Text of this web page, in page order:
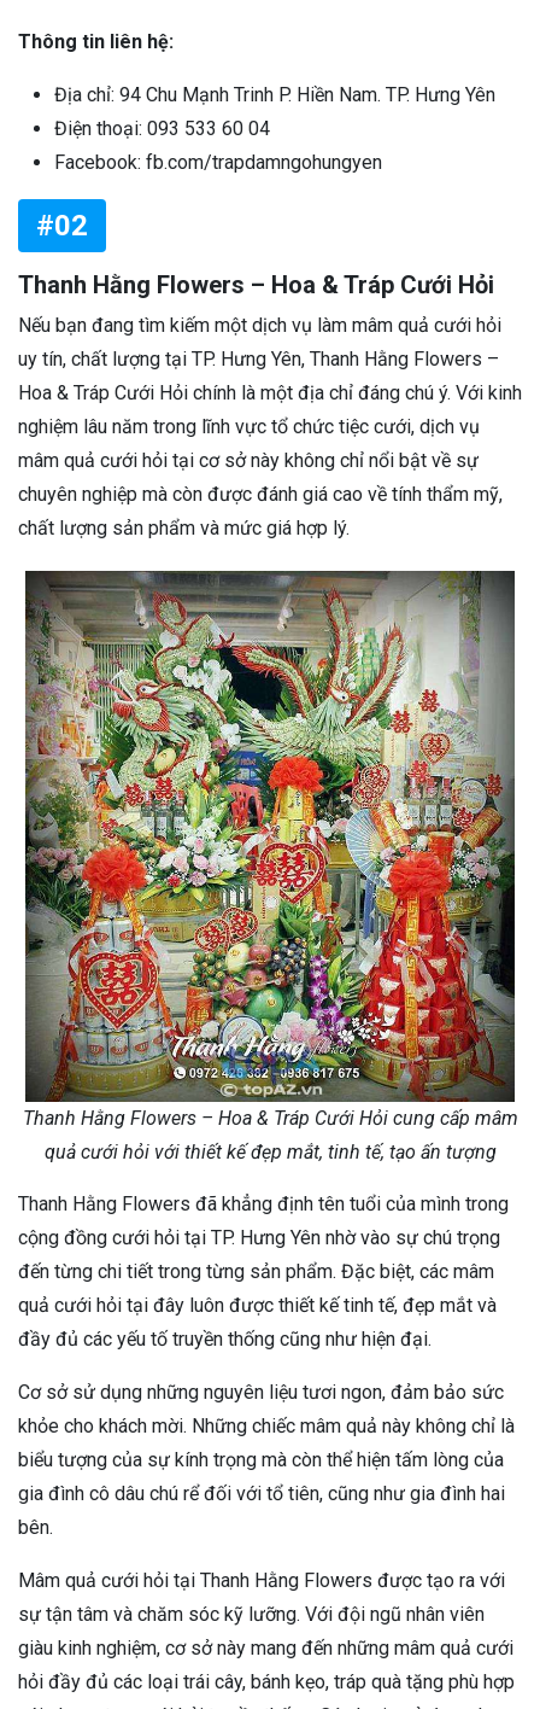
Thông tin liên hệ:
Địa chỉ: 94 Chu Mạnh Trinh P. Hiền Nam. TP. Hưng Yên
Điện thoại: 093 533 60 04
Facebook: fb.com/trapdamngohungyen
#02
Thanh Hằng Flowers – Hoa & Tráp Cưới Hỏi
Nếu bạn đang tìm kiếm một dịch vụ làm mâm quả cưới hỏi
uy tín, chất lượng tại TP. Hưng Yên, Thanh Hằng Flowers –
Hoa & Tráp Cưới Hỏi chính là một địa chỉ đáng chú ý. Với kinh
nghiệm lâu năm trong lĩnh vực tổ chức tiệc cưới, dịch vụ
mâm quả cưới hỏi tại cơ sở này không chỉ nổi bật về sự
chuyên nghiệp mà còn được đánh giá cao về tính thẩm mỹ,
chất lượng sản phẩm và mức giá hợp lý.
Thanh Hằng Flowers – Hoa & Tráp Cưới Hỏi cung cấp mâm
quả cưới hỏi với thiết kế đẹp mắt, tinh tế, tạo ấn tượng
Thanh Hằng Flowers đã khẳng định tên tuổi của mình trong
cộng đồng cưới hỏi tại TP. Hưng Yên nhờ vào sự chú trọng
đến từng chi tiết trong từng sản phẩm. Đặc biệt, các mâm
quả cưới hỏi tại đây luôn được thiết kế tinh tế, đẹp mắt và
đầy đủ các yếu tố truyền thống cũng như hiện đại.
Cơ sở sử dụng những nguyên liệu tươi ngon, đảm bảo sức
khỏe cho khách mời. Những chiếc mâm quả này không chỉ là
biểu tượng của sự kính trọng mà còn thể hiện tấm lòng của
gia đình cô dâu chú rể đối với tổ tiên, cũng như gia đình hai
bên.
Mâm quả cưới hỏi tại Thanh Hằng Flowers được tạo ra với
sự tận tâm và chăm sóc kỹ lưỡng. Với đội ngũ nhân viên
giàu kinh nghiệm, cơ sở này mang đến những mâm quả cưới
hỏi đầy đủ các loại trái cây, bánh kẹo, tráp quà tặng phù hợp